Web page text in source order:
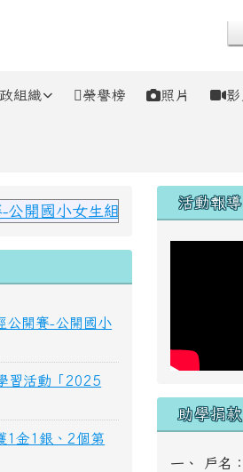
組織 榮譽榜 照片 影
開國小女生組全能混合三項榮
公開賽-公開國小
習活動「2025
1金1銀、2個第
右邊
活動報導
助學捐款
一、 戶名：